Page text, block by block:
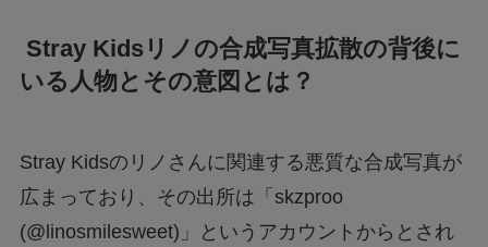
Stray Kidsリノの合成写真拡散の背後に
いる人物とその意図とは？
Stray Kidsのリノさんに関連する悪質な合成写真が
広まっており、その出所は「skzproo
(@linosmilesweet)」というアカウントからとされ